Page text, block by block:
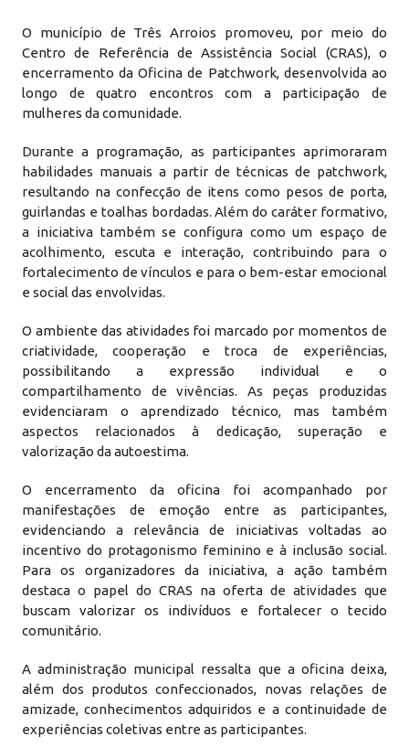
O município de Três Arroios promoveu, por meio do
Centro de Referência de Assistência Social (CRAS), o
encerramento da Oficina de Patchwork, desenvolvida ao
longo de quatro encontros com a participação de
mulheres da comunidade.
Durante a programação, as participantes aprimoraram
habilidades manuais a partir de técnicas de patchwork,
resultando na confecção de itens como pesos de porta,
guirlandas e toalhas bordadas. Além do caráter formativo,
a iniciativa também se configura como um espaço de
acolhimento, escuta e interação, contribuindo para o
fortalecimento de vínculos e para o bem-estar emocional
e social das envolvidas.
O ambiente das atividades foi marcado por momentos de
criatividade, cooperação e troca de experiências,
possibilitando a expressão individual e o
compartilhamento de vivências. As peças produzidas
evidenciaram o aprendizado técnico, mas também
aspectos relacionados à dedicação, superação e
valorização da autoestima.
O encerramento da oficina foi acompanhado por
manifestações de emoção entre as participantes,
evidenciando a relevância de iniciativas voltadas ao
incentivo do protagonismo feminino e à inclusão social.
Para os organizadores da iniciativa, a ação também
destaca o papel do CRAS na oferta de atividades que
buscam valorizar os indivíduos e fortalecer o tecido
comunitário.
A administração municipal ressalta que a oficina deixa,
além dos produtos confeccionados, novas relações de
amizade, conhecimentos adquiridos e a continuidade de
experiências coletivas entre as participantes.